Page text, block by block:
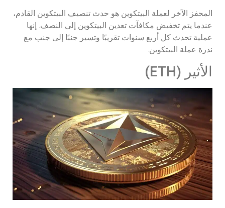
المحفز الآخر لعملة البيتكوين هو حدث تنصيف البيتكوين القادم،
عندما يتم تخفيض مكافآت تعدين البيتكوين إلى النصف. إنها
عملية تحدث كل أربع سنوات تقريبًا وتسير جنبًا إلى جنب مع
ندرة عملة البيتكوين.
الأثير (ETH)